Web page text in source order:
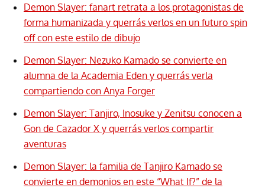
Demon Slayer: fanart retrata a los protagonistas de
forma humanizada y querrás verlos en un futuro spin
off con este estilo de dibujo
Demon Slayer: Nezuko Kamado se convierte en
alumna de la Academia Eden y querrás verla
compartiendo con Anya Forger
Demon Slayer: Tanjiro, Inosuke y Zenitsu conocen a
Gon de Cazador X y querrás verlos compartir
aventuras
Demon Slayer: la familia de Tanjiro Kamado se
convierte en demonios en este “What If?” de la